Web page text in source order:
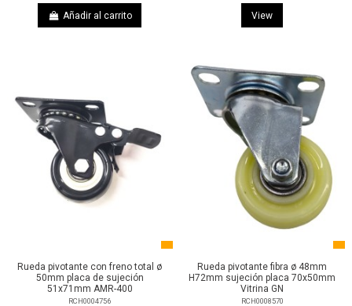
Añadir al carrito View
Rueda pivotante con freno total ø
50mm placa de sujeción
51x71mm AMR-400
RCH0004756
Rueda pivotante fibra ø 48mm
H72mm sujeción placa 70x50mm
Vitrina GN
RCH0008570